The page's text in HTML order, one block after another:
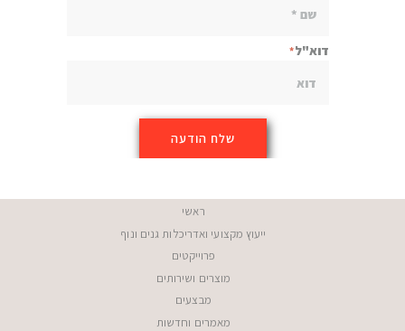
דוא"ל
ראשי
ייעוץ מקצועי ואדריכלות גנים ונוף
פרוייקטים
מוצרים ושירותים
מבצעים
מאמרים וחדשות